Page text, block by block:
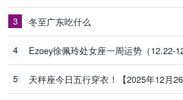
3 冬至广东吃什么
4 Ezoey徐佩玲处女座一周运势（12.22-
5 天秤座今日五行穿衣！【2025年12月26